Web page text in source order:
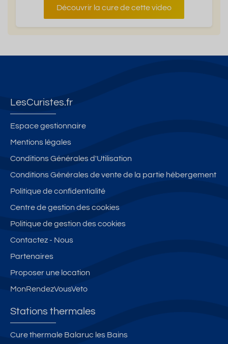
Découvrir la cure de cette video
LesCuristes.fr
Espace gestionnaire
Mentions légales
Conditions Générales d'Utilisation
Conditions Générales de vente de la partie hébergement
Politique de confidentialité
Centre de gestion des cookies
Politique de gestion des cookies
Contactez - Nous
Partenaires
Proposer une location
MonRendezVousVeto
Stations thermales
Cure thermale Balaruc les Bains